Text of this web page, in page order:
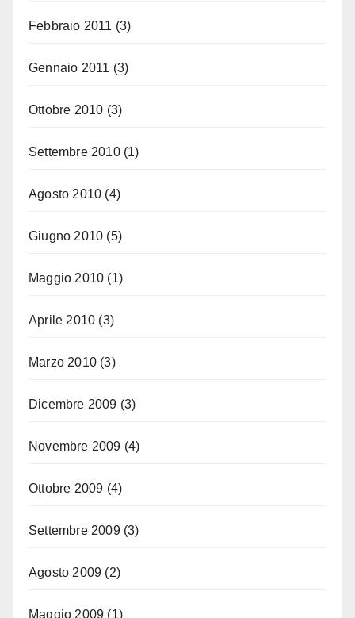
Febbraio 2011 (3)
Gennaio 2011 (3)
Ottobre 2010 (3)
Settembre 2010(1)
Agosto 2010 (4)
Giugno 2010 (5)
Maggio 2010 (1)
Aprile 2010 (3)
Marzo 2010 (3)
Dicembre 2009 (3)
Novembre 2009 (4)
Ottobre 2009 (4)
Settembre 2009(3)
Agosto 2009 (2)
Maggio 2009 (1)